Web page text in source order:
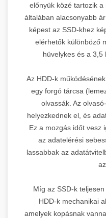
előnyük közé tartozik
általában alacsonyabb
képest az SSD-khez
elérhetők különböző
hüvelykes és a 3,5
Az HDD-k
egy forgó tárcsa
olvassák. Az
helyezkednek el, és
Ez a mozgás időt vesz
az adatelérési
lassabbak az
Míg az SSD-k
HDD-k mechanikai
amelyek kopásnak